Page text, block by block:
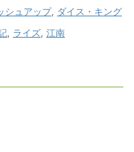
シュアップ, ダイス・キング
, ライズ, 江南